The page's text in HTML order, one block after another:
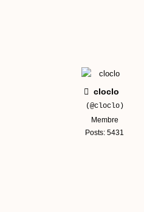
cloclo
(@cloclo)
Membre
Posts: 5431